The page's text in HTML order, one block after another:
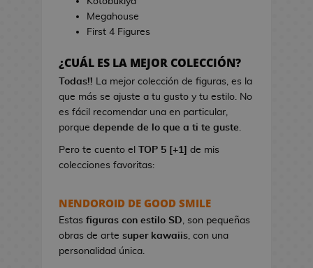
B
o
s
d
e
C
i
j
u
e
o
s
L
i
r
e
a
s
d
e
Megahouse
First 4 Figures
¿CUÁL ES LA MEJOR COLECCIÓN?
Todas!! La mejor colección de figuras, es la
que más se ajuste a tu gusto y tu estilo. No
es fácil recomendar una en particular,
porque depende de lo que a ti te guste.
Pero te cuento el TOP 5 [+1]
de mis
colecciones favoritas:
NENDOROID DE GOOD SMILE
Estas figuras con estilo SD, son pequeñas
obras de arte super kawaiis, con una
personalidad única.